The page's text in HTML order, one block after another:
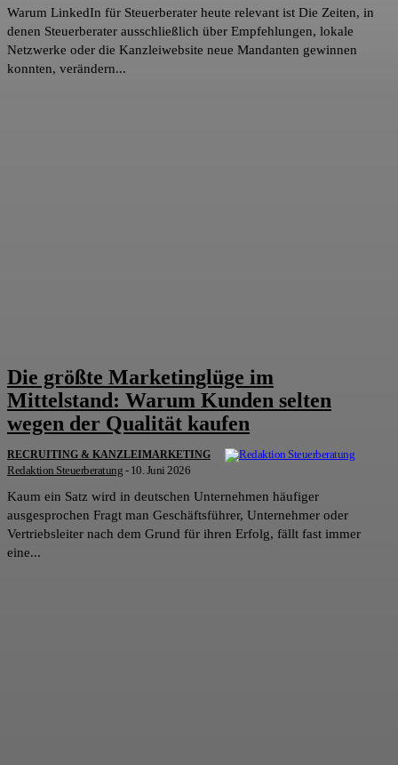
Warum LinkedIn für Steuerberater heute relevant ist Die Zeiten, in
denen Steuerberater ausschließlich über Empfehlungen, lokale
Netzwerke oder die Kanzleiwebsite neue Mandanten gewinnen
konnten, verändern...
Die größte Marketinglüge im
Mittelstand: Warum Kunden selten
wegen der Qualität kaufen
RECRUITING & KANZLEIMARKETING
Redaktion Steuerberatung - 10. Juni 2026
Kaum ein Satz wird in deutschen Unternehmen häufiger
ausgesprochen Fragt man Geschäftsführer, Unternehmer oder
Vertriebsleiter nach dem Grund für ihren Erfolg, fällt fast immer
eine...